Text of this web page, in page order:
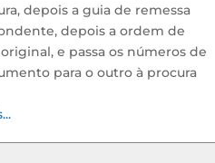
depois a guia de remessa
depois a ordem de
e passa os números de
para o outro à procura